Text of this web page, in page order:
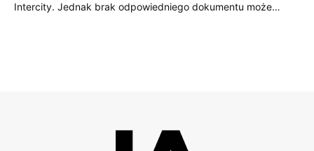
Intercity. Jednak brak odpowiedniego dokumentu może…